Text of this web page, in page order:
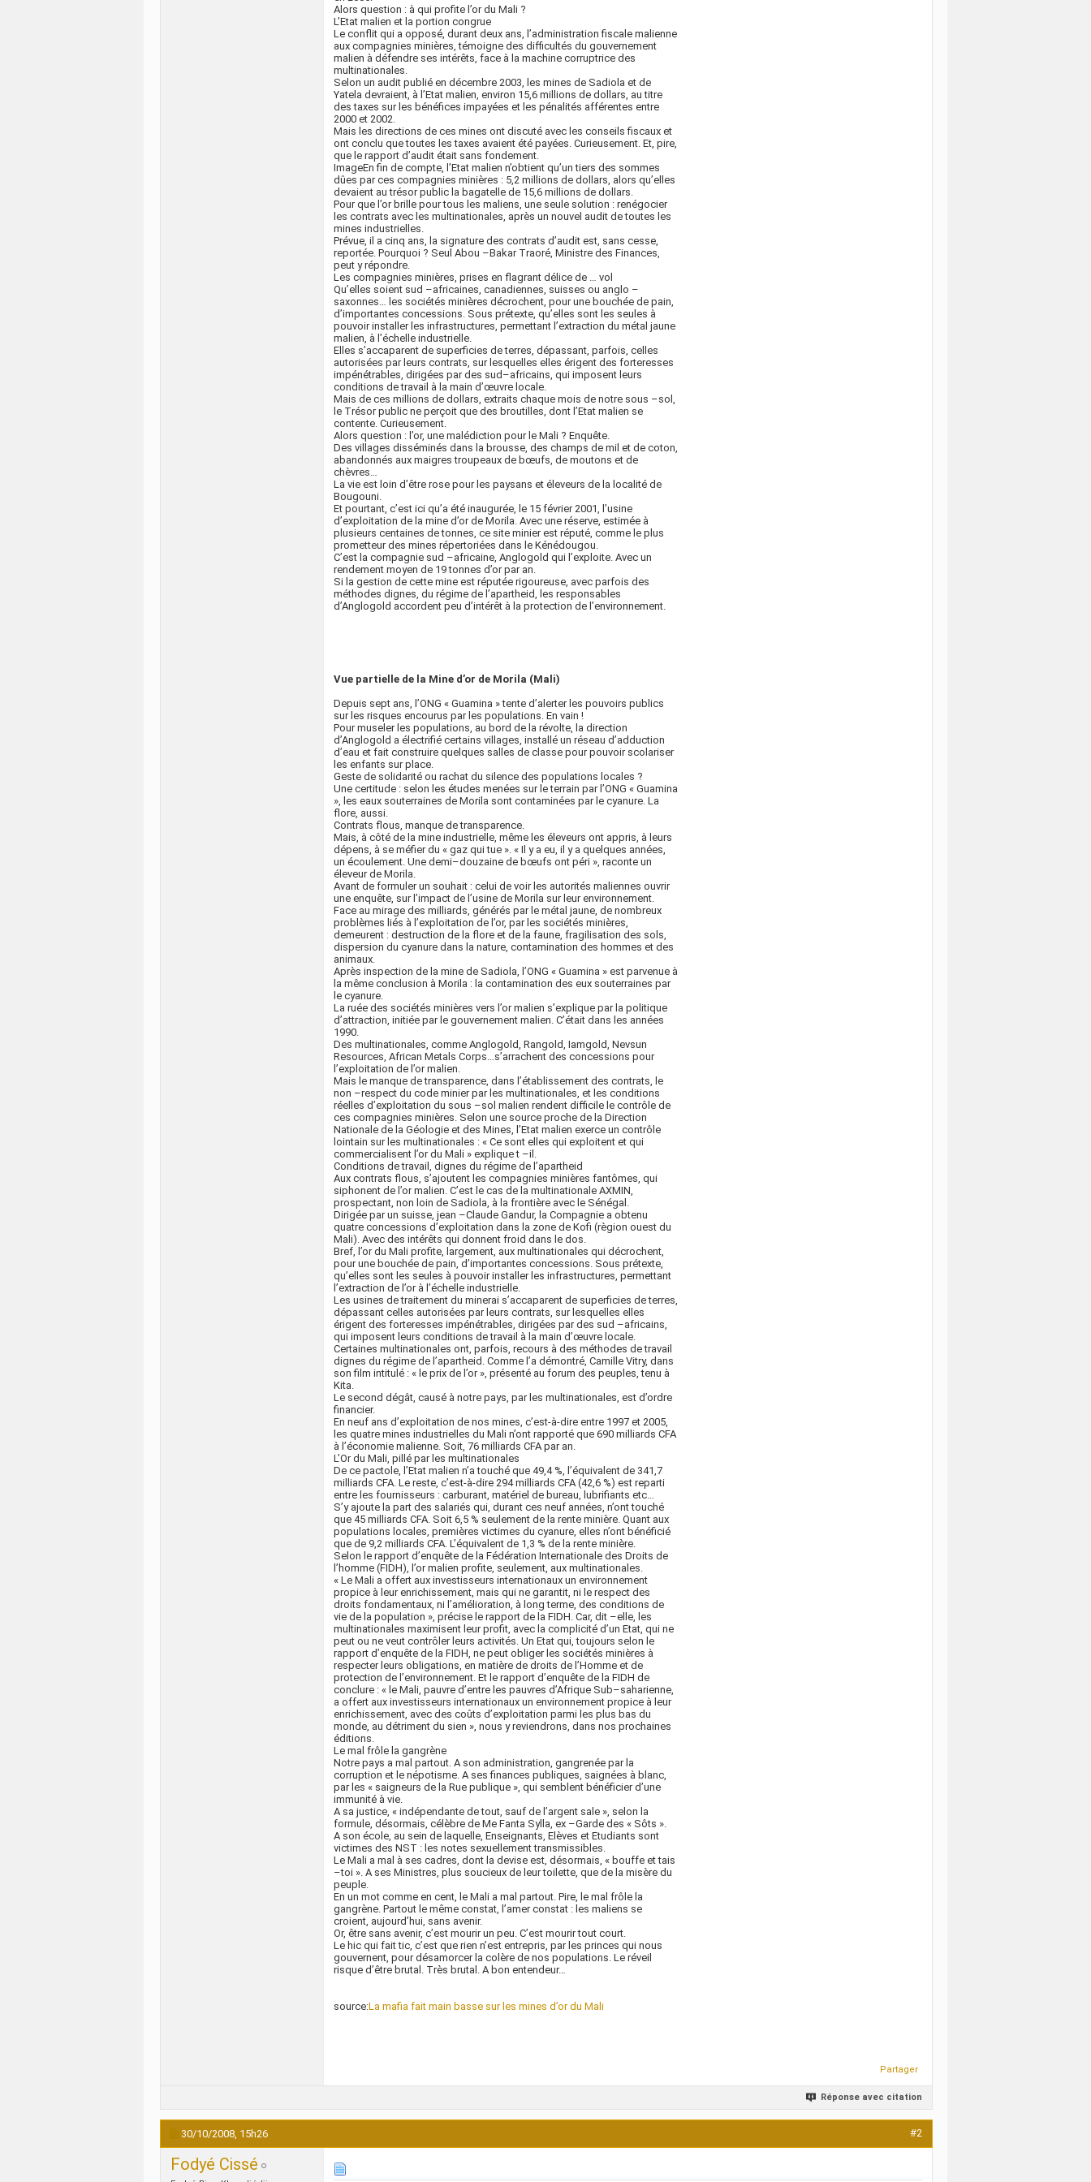
Alors question : à qui profite l’or du Mali ?
L’Etat malien et la portion congrue
Le conflit qui a opposé, durant deux ans, l’administration fiscale malienne
aux compagnies minières, témoigne des difficultés du gouvernement
malien à défendre ses intérêts, face à la machine corruptrice des
multinationales.
Selon un audit publié en décembre 2003, les mines de Sadiola et de
Yatela devraient, à l’Etat malien, environ 15,6 millions de dollars, au titre
des taxes sur les bénéfices impayées et les pénalités afférentes entre
2000 et 2002.
Mais les directions de ces mines ont discuté avec les conseils fiscaux et
ont conclu que toutes les taxes avaient été payées. Curieusement. Et, pire,
que le rapport d’audit était sans fondement.
ImageEn fin de compte, l’Etat malien n’obtient qu’un tiers des sommes
dûes par ces compagnies minières : 5,2 millions de dollars, alors qu’elles
devaient au trésor public la bagatelle de 15,6 millions de dollars.
Pour que l’or brille pour tous les maliens, une seule solution : renégocier
les contrats avec les multinationales, après un nouvel audit de toutes les
mines industrielles.
Prévue, il a cinq ans, la signature des contrats d’audit est, sans cesse,
reportée. Pourquoi ? Seul Abou –Bakar Traoré, Ministre des Finances,
peut y répondre.
Les compagnies minières, prises en flagrant délice de … vol
Qu’elles soient sud –africaines, canadiennes, suisses ou anglo –
saxonnes… les sociétés minières décrochent, pour une bouchée de pain,
d’importantes concessions. Sous prétexte, qu’elles sont les seules à
pouvoir installer les infrastructures, permettant l’extraction du métal jaune
malien, à l’échelle industrielle.
Elles s’accaparent de superficies de terres, dépassant, parfois, celles
autorisées par leurs contrats, sur lesquelles elles érigent des forteresses
impénétrables, dirigées par des sud–africains, qui imposent leurs
conditions de travail à la main d’œuvre locale.
Mais de ces millions de dollars, extraits chaque mois de notre sous –sol,
le Trésor public ne perçoit que des broutilles, dont l’Etat malien se
contente. Curieusement.
Alors question : l’or, une malédiction pour le Mali ? Enquête.
Des villages disséminés dans la brousse, des champs de mil et de coton,
abandonnés aux maigres troupeaux de bœufs, de moutons et de
chèvres…
La vie est loin d’être rose pour les paysans et éleveurs de la localité de
Bougouni.
Et pourtant, c’est ici qu’a été inaugurée, le 15 février 2001, l’usine
d’exploitation de la mine d’or de Morila. Avec une réserve, estimée à
plusieurs centaines de tonnes, ce site minier est réputé, comme le plus
prometteur des mines répertoriées dans le Kénédougou.
C’est la compagnie sud –africaine, Anglogold qui l’exploite. Avec un
rendement moyen de 19 tonnes d’or par an.
Si la gestion de cette mine est réputée rigoureuse, avec parfois des
méthodes dignes, du régime de l’apartheid, les responsables
d’Anglogold accordent peu d’intérêt à la protection de l’environnement.
Vue partielle de la Mine d’or de Morila (Mali)
Depuis sept ans, l’ONG « Guamina » tente d’alerter les pouvoirs publics
sur les risques encourus par les populations. En vain !
Pour museler les populations, au bord de la révolte, la direction
d’Anglogold a électrifié certains villages, installé un réseau d’adduction
d’eau et fait construire quelques salles de classe pour pouvoir scolariser
les enfants sur place.
Geste de solidarité ou rachat du silence des populations locales ?
Une certitude : selon les études menées sur le terrain par l’ONG « Guamina
», les eaux souterraines de Morila sont contaminées par le cyanure. La
flore, aussi.
Contrats flous, manque de transparence.
Mais, à côté de la mine industrielle, même les éleveurs ont appris, à leurs
dépens, à se méfier du « gaz qui tue ». « Il y a eu, il y a quelques années,
un écoulement. Une demi–douzaine de bœufs ont péri », raconte un
éleveur de Morila.
Avant de formuler un souhait : celui de voir les autorités maliennes ouvrir
une enquête, sur l’impact de l’usine de Morila sur leur environnement.
Face au mirage des milliards, générés par le métal jaune, de nombreux
problèmes liés à l’exploitation de l’or, par les sociétés minières,
demeurent : destruction de la flore et de la faune, fragilisation des sols,
dispersion du cyanure dans la nature, contamination des hommes et des
animaux.
Après inspection de la mine de Sadiola, l’ONG « Guamina » est parvenue à
la même conclusion à Morila : la contamination des eux souterraines par
le cyanure.
La ruée des sociétés minières vers l’or malien s’explique par la politique
d’attraction, initiée par le gouvernement malien. C’était dans les années
1990.
Des multinationales, comme Anglogold, Rangold, Iamgold, Nevsun
Resources, African Metals Corps…s’arrachent des concessions pour
l’exploitation de l’or malien.
Mais le manque de transparence, dans l’établissement des contrats, le
non –respect du code minier par les multinationales, et les conditions
réelles d’exploitation du sous –sol malien rendent difficile le contrôle de
ces compagnies minières. Selon une source proche de la Direction
Nationale de la Géologie et des Mines, l’Etat malien exerce un contrôle
lointain sur les multinationales : « Ce sont elles qui exploitent et qui
commercialisent l’or du Mali » explique t –il.
Conditions de travail, dignes du régime de l’apartheid
Aux contrats flous, s’ajoutent les compagnies minières fantômes, qui
siphonent de l’or malien. C’est le cas de la multinationale AXMIN,
prospectant, non loin de Sadiola, à la frontière avec le Sénégal.
Dirigée par un suisse, jean –Claude Gandur, la Compagnie a obtenu
quatre concessions d’exploitation dans la zone de Kofi (règion ouest du
Mali). Avec des intérêts qui donnent froid dans le dos.
Bref, l’or du Mali profite, largement, aux multinationales qui décrochent,
pour une bouchée de pain, d’importantes concessions. Sous prétexte,
qu’elles sont les seules à pouvoir installer les infrastructures, permettant
l’extraction de l’or à l’échelle industrielle.
Les usines de traitement du minerai s’accaparent de superficies de terres,
dépassant celles autorisées par leurs contrats, sur lesquelles elles
érigent des forteresses impénétrables, dirigées par des sud –africains,
qui imposent leurs conditions de travail à la main d’œuvre locale.
Certaines multinationales ont, parfois, recours à des méthodes de travail
dignes du régime de l’apartheid. Comme l’a démontré, Camille Vitry, dans
son film intitulé : « le prix de l’or », présenté au forum des peuples, tenu à
Kita.
Le second dégât, causé à notre pays, par les multinationales, est d’ordre
financier.
En neuf ans d’exploitation de nos mines, c’est-à-dire entre 1997 et 2005,
les quatre mines industrielles du Mali n’ont rapporté que 690 milliards CFA
à l’économie malienne. Soit, 76 milliards CFA par an.
L’Or du Mali, pillé par les multinationales
De ce pactole, l’Etat malien n’a touché que 49,4 %, l’équivalent de 341,7
milliards CFA. Le reste, c’est-à-dire 294 milliards CFA (42,6 %) est reparti
entre les fournisseurs : carburant, matériel de bureau, lubrifiants etc…
S’y ajoute la part des salariés qui, durant ces neuf années, n’ont touché
que 45 milliards CFA. Soit 6,5 % seulement de la rente minière. Quant aux
populations locales, premières victimes du cyanure, elles n’ont bénéficié
que de 9,2 milliards CFA. L’équivalent de 1,3 % de la rente minière.
Selon le rapport d’enquête de la Fédération Internationale des Droits de
l’homme (FIDH), l’or malien profite, seulement, aux multinationales.
« Le Mali a offert aux investisseurs internationaux un environnement
propice à leur enrichissement, mais qui ne garantit, ni le respect des
droits fondamentaux, ni l’amélioration, à long terme, des conditions de
vie de la population », précise le rapport de la FIDH. Car, dit –elle, les
multinationales maximisent leur profit, avec la complicité d’un Etat, qui ne
peut ou ne veut contrôler leurs activités. Un Etat qui, toujours selon le
rapport d’enquête de la FIDH, ne peut obliger les sociétés minières à
respecter leurs obligations, en matière de droits de l’Homme et de
protection de l’environnement. Et le rapport d’enquête de la FIDH de
conclure : « le Mali, pauvre d’entre les pauvres d’Afrique Sub–saharienne,
a offert aux investisseurs internationaux un environnement propice à leur
enrichissement, avec des coûts d’exploitation parmi les plus bas du
monde, au détriment du sien », nous y reviendrons, dans nos prochaines
éditions.
Le mal frôle la gangrène
Notre pays a mal partout. A son administration, gangrenée par la
corruption et le népotisme. A ses finances publiques, saignées à blanc,
par les « saigneurs de la Rue publique », qui semblent bénéficier d’une
immunité à vie.
A sa justice, « indépendante de tout, sauf de l’argent sale », selon la
formule, désormais, célèbre de Me Fanta Sylla, ex –Garde des « Sôts ».
A son école, au sein de laquelle, Enseignants, Elèves et Etudiants sont
victimes des NST : les notes sexuellement transmissibles.
Le Mali a mal à ses cadres, dont la devise est, désormais, « bouffe et tais
–toi ». A ses Ministres, plus soucieux de leur toilette, que de la misère du
peuple.
En un mot comme en cent, le Mali a mal partout. Pire, le mal frôle la
gangrène. Partout le même constat, l’amer constat : les maliens se
croient, aujourd’hui, sans avenir.
Or, être sans avenir, c’est mourir un peu. C’est mourir tout court.
Le hic qui fait tic, c’est que rien n’est entrepris, par les princes qui nous
gouvernent, pour désamorcer la colère de nos populations. Le réveil
risque d’être brutal. Très brutal. A bon entendeur…
source:La mafia fait main basse sur les mines d’or du Mali
Partager
Réponse avec citation
30/10/2008, 15h26 #2
Fodyé Cissé